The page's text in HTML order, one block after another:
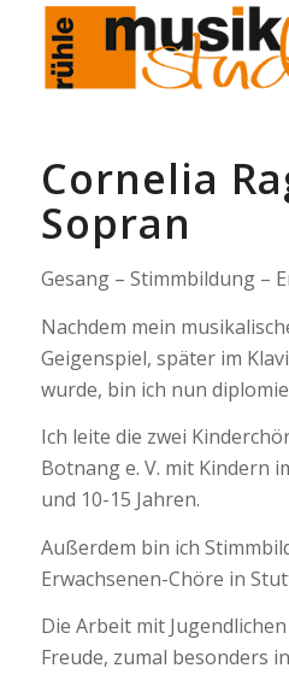
Cornelia
Sopran
Gesang – Stimmbildung –
Nachdem mein
Geigenspiel, später im
wurde, bin ich nun
Ich leite die zwei
Botnang e. V. mit Kindern
und 10-15 Jahren.
Außerdem bin ich
Erwachsenen-Chöre in
Die Arbeit mit
Freude, zumal besonders